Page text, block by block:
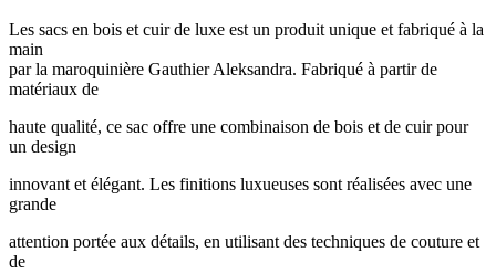
Les sacs en bois et cuir de luxe est un produit unique et fabriqué à la
main
par la maroquinière Gauthier Aleksandra. Fabriqué à partir de
matériaux de
haute qualité, ce sac offre une combinaison de bois et de cuir pour
un design
innovant et élégant. Les finitions luxueuses sont réalisées avec une
grande
attention portée aux détails, en utilisant des techniques de couture et
de